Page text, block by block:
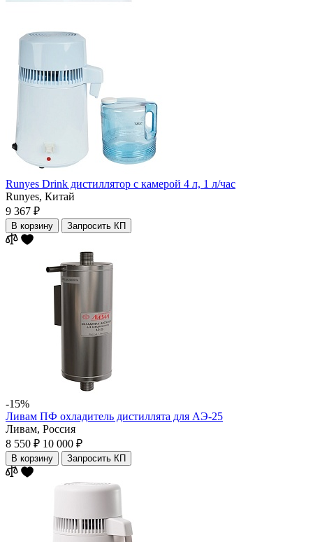
Runyes Drink дистиллятор с камерой 4 л, 1 л/час
Runyes, Китай
9 367 ₽
В корзину Запросить КП
-15%
Ливам ПФ охладитель дистиллята для АЭ-25
Ливам, Россия
8 550 ₽ 10 000 ₽
В корзину Запросить КП